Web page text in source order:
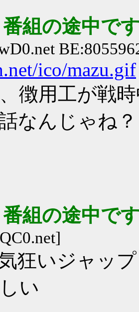
番組の途中で
ico/mazu.gif
徴用工が戦
なんじゃね？
番組の途中で
狂いジャップ
い